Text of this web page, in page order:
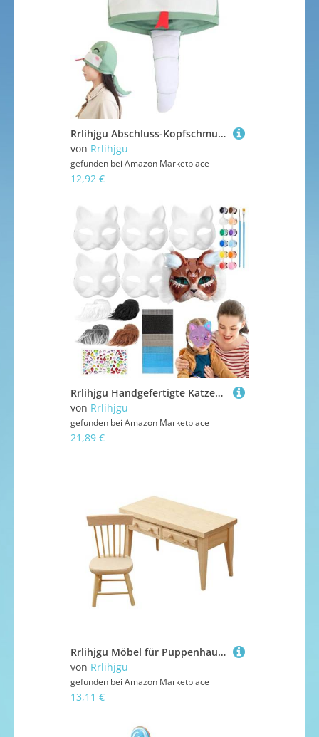
Rrlihjgu Abschluss-Kopfschmuck für Kostüm, Zubehör für Abschlussfeier, Cosplay, Schlangenmaske, Plüsch, warm, Requisiten für Fotokabinen
von Rrlihjgu
gefunden bei Amazon Marketplace
12,92 €
Rrlihjgu Handgefertigte Katzengesichtabdeckung, Katzengesichtsabdeckung, 6 Katzengesichtsabdeckungen, Tierkostüm, bemalbare Katzengesichtbezüge mit Netz, Schnurrbärte
von Rrlihjgu
gefunden bei Amazon Marketplace
21,89 €
Rrlihjgu Möbel für Puppenhaus, Miniatur-Tisch und Stühle, dekoratives Zubehör, Maßstab 1/12, für Modellbau, Puppenhaus, Ausstellung, Sammler, Symbolisches Spiel für und Mädchen
von Rrlihjgu
gefunden bei Amazon Marketplace
13,11 €